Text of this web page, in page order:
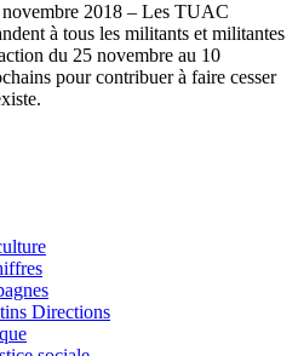
2018 – Les TUAC
à tous les militants et militantes
du 25 novembre au 10
pour contribuer à faire cesser
Directions